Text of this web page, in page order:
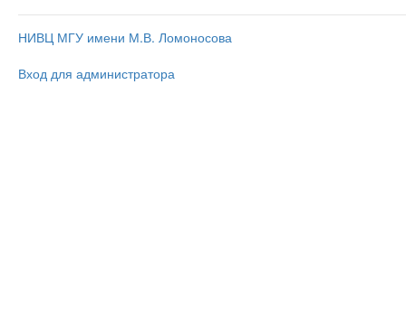
НИВЦ МГУ имени М.В. Ломоносова
Вход для администратора